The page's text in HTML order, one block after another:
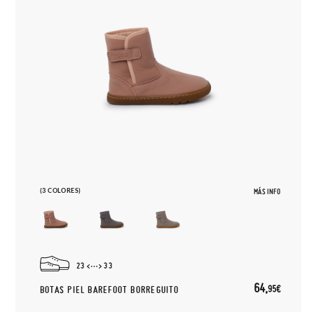
(3 COLORES) MÁS INFO
23 33
BOTAS PIEL BAREFOOT BORREGUITO 64,95€